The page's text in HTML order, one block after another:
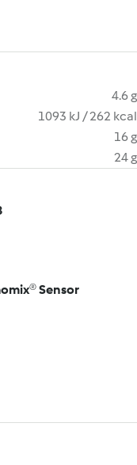
4.6 g
1093 kJ / 262 kcal
16 g
24 g
Sensor